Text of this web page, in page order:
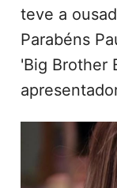
teve a
Parabéns
'Big Brother